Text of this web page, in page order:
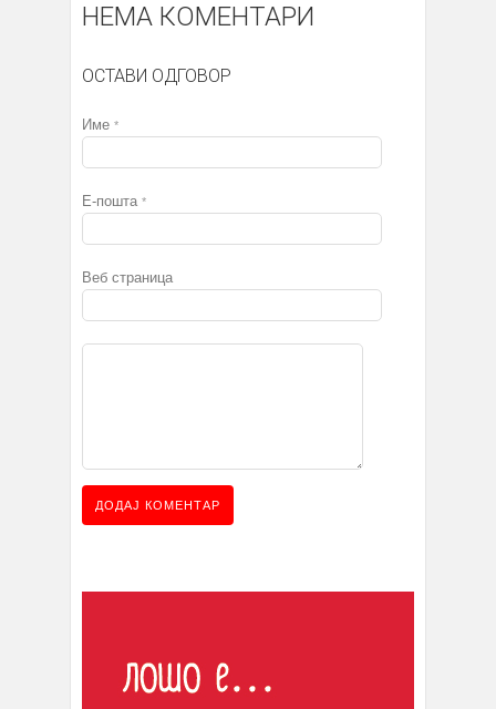
НЕМА КОМЕНТАРИ
ОСТАВИ ОДГОВОР
Име *
Е-пошта *
Веб страница